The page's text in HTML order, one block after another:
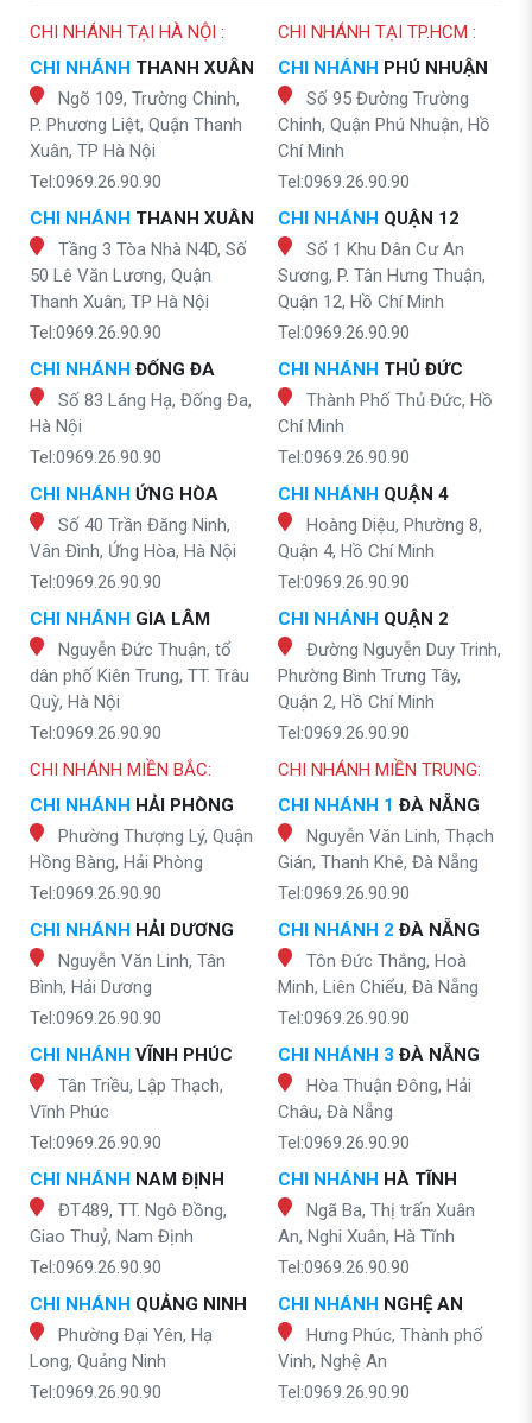
CHI NHÁNH TẠI HÀ NỘI :
CHI NHÁNH THANH XUÂN
Ngõ 109, Trường Chinh,
P. Phương Liệt, Quận Thanh
Xuân, TP Hà Nội
Tel:0969.26.90.90
CHI NHÁNH THANH XUÂN
Tầng 3 Tòa Nhà N4D, Số
50 Lê Văn Lương, Quận
Thanh Xuân, TP Hà Nội
Tel:0969.26.90.90
CHI NHÁNH ĐỐNG ĐA
Số 83 Láng Hạ, Đống Đa,
Hà Nội
Tel:0969.26.90.90
CHI NHÁNH ỨNG HÒA
Số 40 Trần Đăng Ninh,
Vân Đình, Ứng Hòa, Hà Nội
Tel:0969.26.90.90
CHI NHÁNH GIA LÂM
Nguyễn Đức Thuận, tổ
dân phố Kiên Trung, TT. Trâu
Quỳ, Hà Nội
Tel:0969.26.90.90
CHI NHÁNH TẠI TP.HCM :
CHI NHÁNH PHÚ NHUẬN
Số 95 Đường Trường
Chinh, Quận Phú Nhuận, Hồ
Chí Minh
Tel:0969.26.90.90
CHI NHÁNH QUẬN 12
Số 1 Khu Dân Cư An
Sương, P. Tân Hưng Thuận,
Quận 12, Hồ Chí Minh
Tel:0969.26.90.90
CHI NHÁNH THỦ ĐỨC
Thành Phố Thủ Đức, Hồ
Chí Minh
Tel:0969.26.90.90
CHI NHÁNH QUẬN 4
Hoàng Diệu, Phường 8,
Quận 4, Hồ Chí Minh
Tel:0969.26.90.90
CHI NHÁNH QUẬN 2
Đường Nguyễn Duy Trinh,
Phường Bình Trưng Tây,
Quận 2, Hồ Chí Minh
Tel:0969.26.90.90
CHI NHÁNH MIỀN BẮC:
CHI NHÁNH HẢI PHÒNG
Phường Thượng Lý, Quận
Hồng Bàng, Hải Phòng
Tel:0969.26.90.90
CHI NHÁNH HẢI DƯƠNG
Nguyễn Văn Linh, Tân
Bình, Hải Dương
Tel:0969.26.90.90
CHI NHÁNH VĨNH PHÚC
Tân Triều, Lập Thạch,
Vĩnh Phúc
Tel:0969.26.90.90
CHI NHÁNH NAM ĐỊNH
ĐT489, TT. Ngô Đồng,
Giao Thuỷ, Nam Định
Tel:0969.26.90.90
CHI NHÁNH QUẢNG NINH
Phường Đại Yên, Hạ
Long, Quảng Ninh
Tel:0969.26.90.90
CHI NHÁNH MIỀN TRUNG:
CHI NHÁNH 1 ĐÀ NẴNG
Nguyễn Văn Linh, Thạch
Gián, Thanh Khê, Đà Nẵng
Tel:0969.26.90.90
CHI NHÁNH 2 ĐÀ NẴNG
Tôn Đức Thắng, Hoà
Minh, Liên Chiểu, Đà Nẵng
Tel:0969.26.90.90
CHI NHÁNH 3 ĐÀ NẴNG
Hòa Thuận Đông, Hải
Châu, Đà Nẵng
Tel:0969.26.90.90
CHI NHÁNH HÀ TĨNH
Ngã Ba, Thị trấn Xuân
An, Nghi Xuân, Hà Tĩnh
Tel:0969.26.90.90
CHI NHÁNH NGHỆ AN
Hưng Phúc, Thành phố
Vinh, Nghệ An
Tel:0969.26.90.90